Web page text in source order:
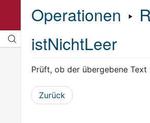
Operationen ‣
istNichtLeer
Prüft, ob der übergebene
Zurück